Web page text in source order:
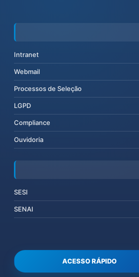
Intranet
Webmail
Processos de Seleção
LGPD
Compliance
Ouvidoria
SESI
SENAI
ACESSO RÁPIDO